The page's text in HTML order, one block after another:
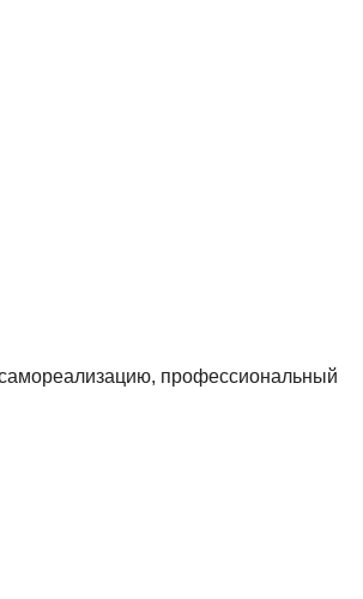
профессиональный